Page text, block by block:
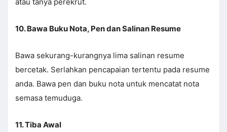
atau tanya perekrut.
10. Bawa Buku Nota, Pen dan Salinan Resume
Bawa sekurang-kurangnya lima salinan resume
bercetak. Serlahkan pencapaian tertentu pada resume
anda. Bawa pen dan buku nota untuk mencatat nota
semasa temuduga.
11. Tiba Awal